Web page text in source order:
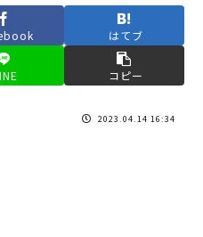
はてブ
コピー
2023.04.14 16:34